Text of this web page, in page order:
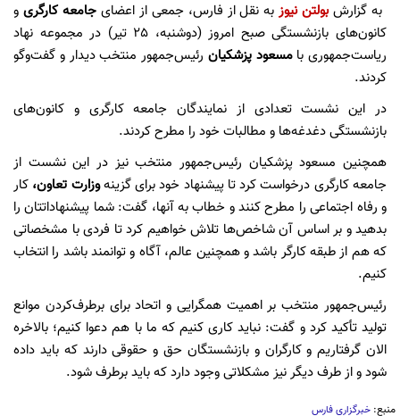
به گزارشبولتن نیوزبه نقل از فارس، جمعی از اعضایجامعه کارگری و
کانون‌های بازنشستگی صبح امروز (دوشنبه، 25 تیر) در مجموعه نهاد
ریاست‌جمهوری بامسعود پزشکیان رئیس‌جمهور منتخب دیدار و گفت‌وگو
کردند.
در این نشست تعدادی از نمایندگان جامعه کارگری و کانون‌های
بازنشستگی دغدغه‌ها و مطالبات خود را مطرح کردند.
همچنین مسعود پزشکیان رئیس‌جمهور منتخب نیز در این نشست از
جامعه کارگری درخواست کرد تا پیشنهاد خود برای گزینهوزارت تعاون، کار
و رفاه اجتماعی را مطرح کنند و خطاب به آنها، گفت: شما پیشنهاداتتان را
بدهید و بر اساس آن شاخص‌ها تلاش خواهیم کرد تا فردی با مشخصاتی
که هم از طبقه کارگر باشد و همچنین عالم، آگاه و توانمند باشد را انتخاب
کنیم.
رئیس‌جمهور منتخب بر اهمیت همگرایی و اتحاد برای برطرف‌کردن موانع
تولید تأکید کرد و گفت: نباید کاری کنیم که ما با هم دعوا کنیم؛ بالاخره
الان گرفتاریم و کارگران و بازنشستگان حق و حقوقی دارند که باید داده
شود و از طرف دیگر نیز مشکلاتی وجود دارد که باید برطرف شود.
منبع: خبرگزاری فارس